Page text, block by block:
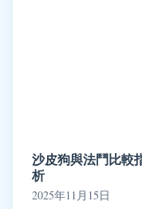
沙皮狗與法鬥比較
析
2025年11月15日